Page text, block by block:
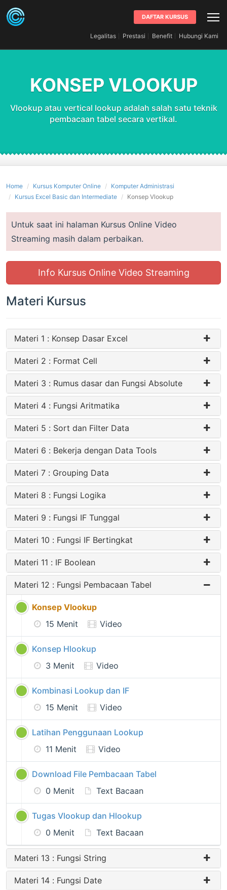
DAFTAR KURSUS
Legalitas Prestasi Benefit Hubungi Kami
KONSEP VLOOKUP
Vlookup atau vertical lookup adalah salah satu teknik
pembacaan tabel secara vertikal.
Home Kursus Komputer Online
Komputer Administrasi
Kursus Excel Basic dan Intermediate
Konsep Vlookup
Untuk saat ini halaman Kursus Online Video
Streaming masih dalam perbaikan.
Info Kursus Online Video Streaming
Materi Kursus
Materi 1 : Konsep Dasar Excel
Materi 2 : Format Cell
Materi 3 : Rumus dasar dan Fungsi Absolute
Materi 4 : Fungsi Aritmatika
Materi 5 : Sort dan Filter Data
Materi 6 : Bekerja dengan Data Tools
Materi 7 : Grouping Data
Materi 8 : Fungsi Logika
Materi 9 : Fungsi IF Tunggal
Materi 10 : Fungsi IF Bertingkat
Materi 11 : IF Boolean
Materi 12 : Fungsi Pembacaan Tabel
Konsep Vlookup
15 Menit
Video
Konsep Hlookup
3 Menit
Video
Kombinasi Lookup dan IF
15 Menit
Video
Latihan Penggunaan Lookup
11 Menit
Video
Download File Pembacaan Tabel
0 Menit
Text Bacaan
Tugas Vlookup dan Hlookup
0 Menit
Text Bacaan
Materi 13 : Fungsi String
Materi 14 : Fungsi Date